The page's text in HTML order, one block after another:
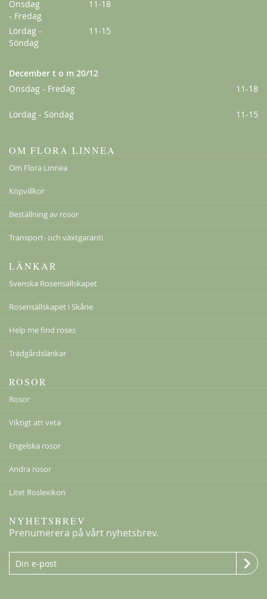
Onsdag
- Fredag
11-18
Lördag -
Söndag
11-15
December t o m 20/12
Onsdag - Fredag
11-18
Lördag - Söndag 11-15
OM FLORA LINNEA
Om Flora Linnea
Köpvillkor
Beställning av rosor
Transport- och växtgaranti
LÄNKAR
Svenska Rosensällskapet
Rosensällskapet i Skåne
Help me find roses
Trädgårdslänkar
ROSOR
Rosor
Viktigt att veta
Engelska rosor
Andra rosor
Litet Roslexikon
NYHETSBREV
Prenumerera på vårt nyhetsbrev.